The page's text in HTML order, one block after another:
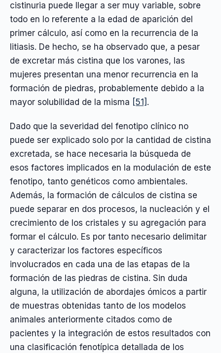
cistinuria puede llegar a ser muy variable, sobre
todo en lo referente a la edad de aparición del
primer cálculo, así como en la recurrencia de la
litiasis. De hecho, se ha observado que, a pesar
de excretar más cistina que los varones, las
mujeres presentan una menor recurrencia en la
formación de piedras, probablemente debido a la
mayor solubilidad de la misma [51] .
Dado que la severidad del fenotipo clínico no
puede ser explicado solo por la cantidad de cistina
excretada, se hace necesaria la búsqueda de
esos factores implicados en la modulación de este
fenotipo, tanto genéticos como ambientales.
Además, la formación de cálculos de cistina se
puede separar en dos procesos, la nucleación y el
crecimiento de los cristales y su agregación para
formar el cálculo. Es por tanto necesario delimitar
y caracterizar los factores específicos
involucrados en cada una de las etapas de la
formación de las piedras de cistina. Sin duda
alguna, la utilización de abordajes ómicos a partir
de muestras obtenidas tanto de los modelos
animales anteriormente citados como de
pacientes y la integración de estos resultados con
una clasificación fenotípica detallada de los